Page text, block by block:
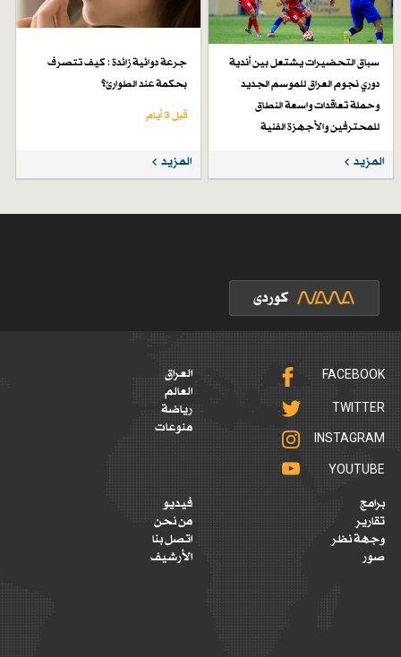
سباق التحضيرات يشتعل بين أندية
دوري نجوم العراق للموسم الجديد
وحملة تعاقدات واسعة النطاق
للمحترفين والأجهزة الفنية
قبل 7 أيام
المزيد
جرعة دوائية زائدة : كيف تتصرف
بحكمة عند الطوارئ؟
قبل 3 أيام
المزيد
FACEBOOK
TWITTER
INSTAGRAM
YOUTUBE
العراق
العالم
رياضة
منوعات
برامج
تقارير
وجهة نظر
صور
فيديو
من نحن
اتصل بنا
الأرشيف